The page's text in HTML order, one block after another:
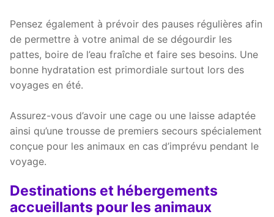
Pensez également à prévoir des pauses régulières afin
de permettre à votre animal de se dégourdir les
pattes, boire de l’eau fraîche et faire ses besoins. Une
bonne hydratation est primordiale surtout lors des
voyages en été.
Assurez-vous d’avoir une cage ou une laisse adaptée
ainsi qu’une trousse de premiers secours spécialement
conçue pour les animaux en cas d’imprévu pendant le
voyage.
Destinations et hébergements
accueillants pour les animaux